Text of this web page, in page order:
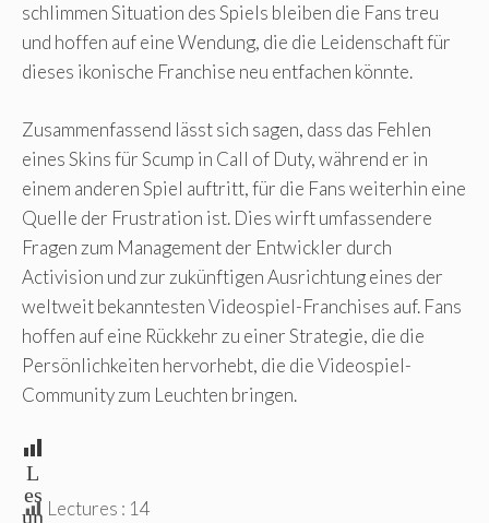
schlimmen Situation des Spiels bleiben die Fans treu
und hoffen auf eine Wendung, die die Leidenschaft für
dieses ikonische Franchise neu entfachen könnte.
Zusammenfassend lässt sich sagen, dass das Fehlen
eines Skins für Scump in Call of Duty, während er in
einem anderen Spiel auftritt, für die Fans weiterhin eine
Quelle der Frustration ist. Dies wirft umfassendere
Fragen zum Management der Entwickler durch
Activision und zur zukünftigen Ausrichtung eines der
weltweit bekanntesten Videospiel-Franchises auf. Fans
hoffen auf eine Rückkehr zu einer Strategie, die die
Persönlichkeiten hervorhebt, die die Videospiel-
Community zum Leuchten bringen.
L
es
un Lectures : 14